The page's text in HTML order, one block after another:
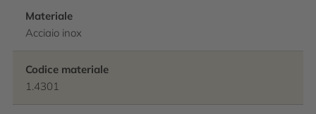
Materiale
Acciaio inox
Codice materiale
1.4301